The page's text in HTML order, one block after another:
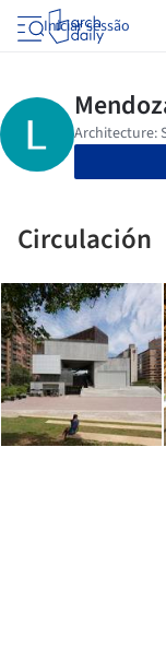
Iniciar sessão
Circulación